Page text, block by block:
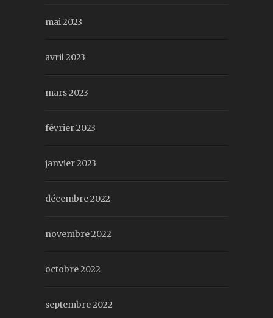
mai 2023
avril 2023
mars 2023
février 2023
janvier 2023
décembre 2022
novembre 2022
octobre 2022
septembre 2022